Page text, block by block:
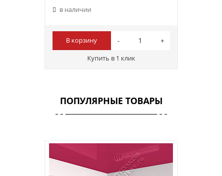
в наличии
В корзину
Купить в 1 клик
ПОПУЛЯРНЫЕ ТОВАРЫ